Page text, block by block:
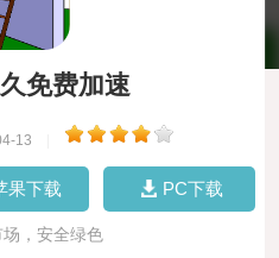
免费加速
13
果下载 PC下载
，安全绿色